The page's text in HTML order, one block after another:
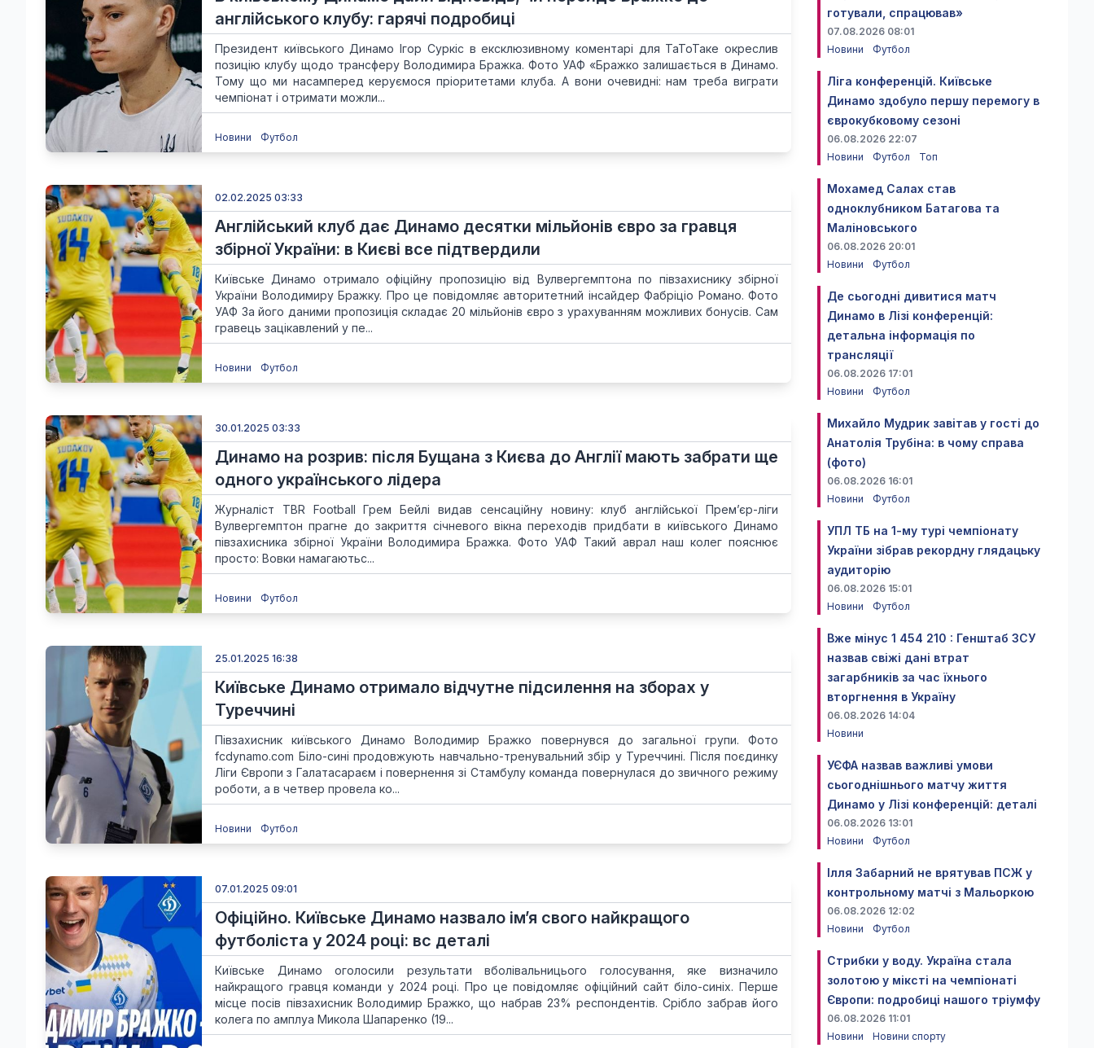
англійського клубу: гарячі подробиці
Президент київського Динамо Ігор Суркіс в ексклюзивному коментарі для ТаТоТаке окреслив
позицію клубу щодо трансферу Володимира Бражка. Фото УАФ «Бражко залишається в Динамо.
Тому що ми насамперед керуємося пріоритетами клуба. А вони очевидні: нам треба виграти
чемпіонат і отримати можли...
Новини Футбол
02.02.2025 03:33
Англійський клуб дає Динамо десятки мільйонів євро за гравця
збірної України: в Києві все підтвердили
Київське Динамо отримало офіційну пропозицію від Вулвергемптона по півзахиснику збірної
України Володимиру Бражку. Про це повідомляє авторитетний інсайдер Фабріціо Романо. Фото
УАФ За його даними пропозиція складає 20 мільйонів євро з урахуванням можливих бонусів. Сам
гравець зацікавлений у пе...
Новини Футбол
30.01.2025 03:33
Динамо на розрив: після Бущана з Києва до Англії мають забрати ще
одного українського лідера
Журналіст TBR Football Грем Бейлі видав сенсаційну новину: клуб англійської Прем’єр-ліги
Вулвергемптон прагне до закриття січневого вікна переходів придбати в київського Динамо
півзахисника збірної України Володимира Бражка. Фото УАФ Такий аврал наш колег пояснює
просто: Вовки намагаютьс...
Новини Футбол
25.01.2025 16:38
Київське Динамо отримало відчутне підсилення на зборах у
Туреччині
Півзахисник київського Динамо Володимир Бражко повернувся до загальної групи. Фото
fcdynamo.com Біло-сині продовжують навчально-тренувальний збір у Туреччині. Після поєдинку
Ліги Європи з Галатасараєм і повернення зі Стамбулу команда повернулася до звичного режиму
роботи, а в четвер провела ко...
Новини Футбол
07.01.2025 09:01
Офіційно. Київське Динамо назвало ім’я свого найкращого
футболіста у 2024 році: вс деталі
Київське Динамо оголосили результати вболівальницього голосування, яке визначило
найкращого гравця команди у 2024 році. Про це повідомляє офіційний сайт біло-синіх. Перше
місце посів півзахисник Володимир Бражко, що набрав 23% респондентів. Срібло забрав його
колега по амплуа Микола Шапаренко (19...
готували, спрацював»
07.08.2026 08:01
Новини
Футбол
Ліга конференцій. Київське
Динамо здобуло першу перемогу в
єврокубковому сезоні
06.08.2026 22:07
Новини
Футбол Топ
Мохамед Салах став
одноклубником Батагова та
Маліновського
06.08.2026 20:01
Новини
Футбол
Де сьогодні дивитися матч
Динамо в Лізі конференцій:
детальна інформація по
трансляції
06.08.2026 17:01
Новини
Футбол
Михайло Мудрик завітав у гості до
Анатолія Трубіна: в чому справа
(фото)
06.08.2026 16:01
Новини
Футбол
УПЛ ТБ на 1-му турі чемпіонату
України зібрав рекордну глядацьку
аудиторію
06.08.2026 15:01
Новини
Футбол
Вже мінус 1 454 210 : Генштаб ЗСУ
назвав свіжі дані втрат
загарбників за час їхнього
вторгнення в Україну
06.08.2026 14:04
Новини
УЄФА назвав важливі умови
сьогоднішнього матчу життя
Динамо у Лізі конференцій: деталі
06.08.2026 13:01
Новини
Футбол
Ілля Забарний не врятував ПСЖ у
контрольному матчі з Мальоркою
06.08.2026 12:02
Новини
Футбол
Стрибки у воду. Україна стала
золотою у міксті на чемпіонаті
Європи: подробиці нашого тріумфу
06.08.2026 11:01
Новини
Новини спорту